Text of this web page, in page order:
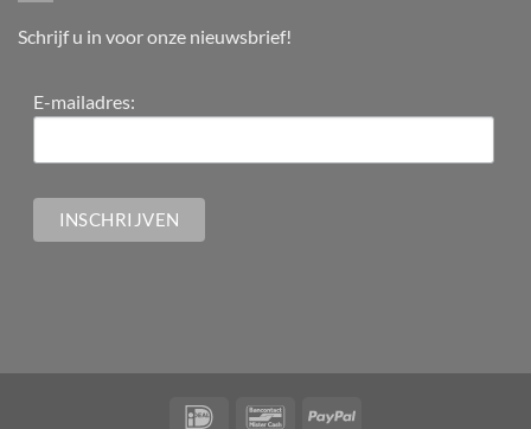
Schrijf u in voor onze nieuwsbrief!
E-mailadres: